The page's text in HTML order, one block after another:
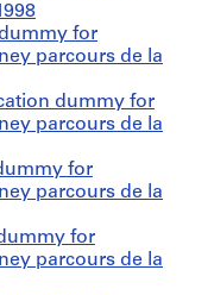
dummy for
parcours de la
dummy for
parcours de la
for
parcours de la
for
parcours de la